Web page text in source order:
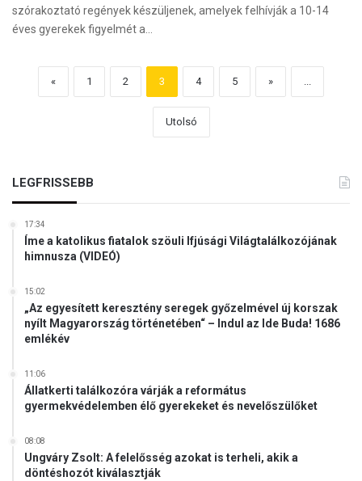
szórakoztató regények készüljenek, amelyek felhívják a 10-14
éves gyerekek figyelmét a…
« 1 2 3 4 5 » ...
Utolsó
LEGFRISSEBB
17:34
Íme a katolikus fiatalok szöuli Ifjúsági Világtalálkozójának
himnusza (VIDEÓ)
15:02
„Az egyesített keresztény seregek győzelmével új korszak
nyílt Magyarország történetében“ – Indul az Ide Buda! 1686
emlékév
11:06
Állatkerti találkozóra várják a református
gyermekvédelemben élő gyerekeket és nevelőszülőket
08:08
Ungváry Zsolt: A felelősség azokat is terheli, akik a
döntéshozót kiválasztják